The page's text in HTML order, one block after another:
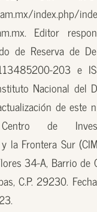
index.php/
Editor
de Reserva de
203 e
Nacional del
de este
de
la Frontera Sur
34-A, Barrio de
C.P. 29230.